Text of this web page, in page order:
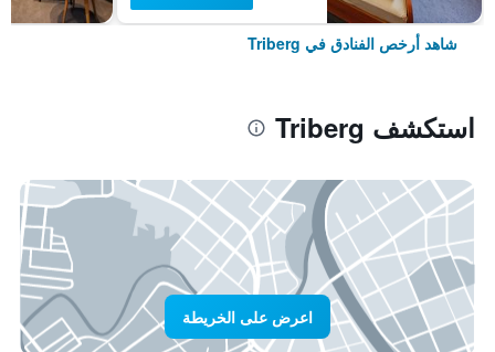
شاهد أرخص الفنادق في Triberg
استكشف Triberg
اعرض على الخريطة